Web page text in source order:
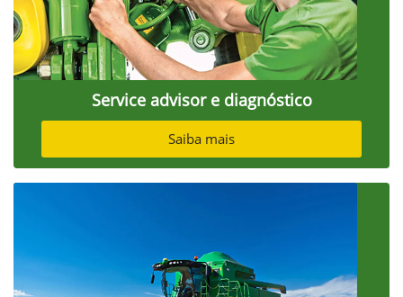
Service advisor e diagnóstico
Saiba mais